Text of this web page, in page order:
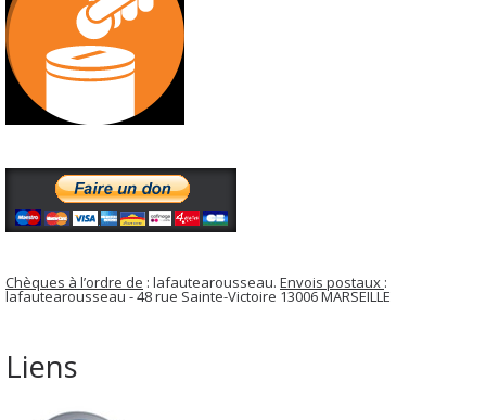
Chèques à l’ordre de : lafautearousseau. Envois postaux :
lafautearousseau - 48 rue Sainte-Victoire 13006 MARSEILLE
Liens